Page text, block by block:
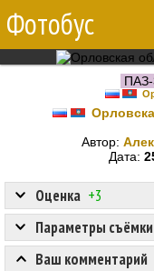
Фотобус
Автор:
Дата:
Оценка +3
Параметры съёмки
Ваш комментарий